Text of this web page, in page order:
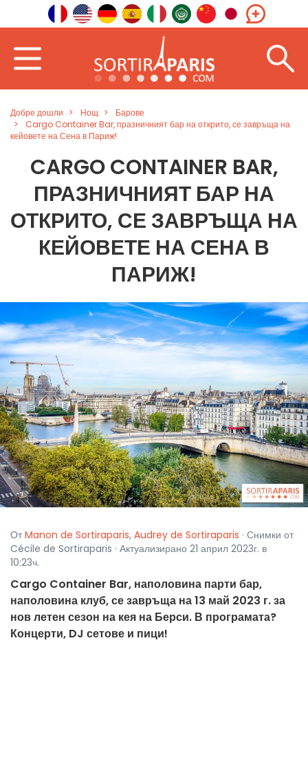
Добре дошли Нощ
Барове
Cargo Container Bar, празничният бар на открито, се завръща на
кейовете на Сена в Париж!
CARGO CONTAINER BAR,
ПРАЗНИЧНИЯТ БАР НА
ОТКРИТО, СЕ ЗАВРЪЩА НА
КЕЙОВЕТЕ НА СЕНА В
ПАРИЖ!
От Manon de Sortiraparis, Audrey de Sortiraparis · Снимки от
Cécile de Sortiraparis · Актуализирано 21 април 2023г. в
10:23ч.
Cargo Container Bar, наполовина парти бар,
наполовина клуб, се завръща на 13 май 2023 г. за
нов летен сезон на кея на Берси. В програмата?
Концерти, DJ сетове и пици!